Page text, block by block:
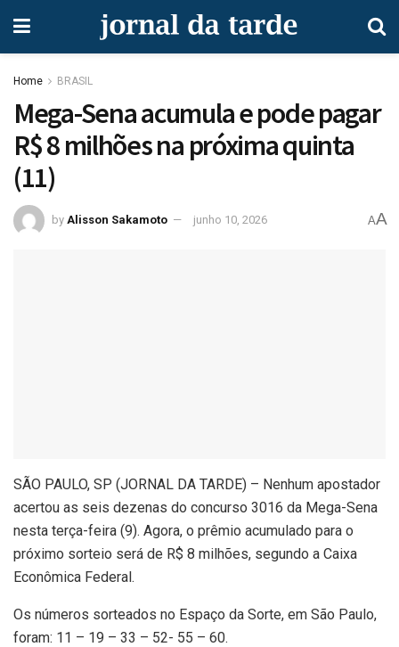
Home BRASIL
Mega-Sena acumula e pode pagar
R$ 8 milhões na próxima quinta
(11)
by Alisson Sakamoto junho 10, 2026 AA
SÃO PAULO, SP (JORNAL DA TARDE) – Nenhum apostador
acertou as seis dezenas do concurso 3016 da Mega-Sena
nesta terça-feira (9). Agora, o prêmio acumulado para o
próximo sorteio será de R$ 8 milhões, segundo a Caixa
Econômica Federal.
Os números sorteados no Espaço da Sorte, em São Paulo,
foram: 11 – 19 – 33 – 52- 55 – 60.